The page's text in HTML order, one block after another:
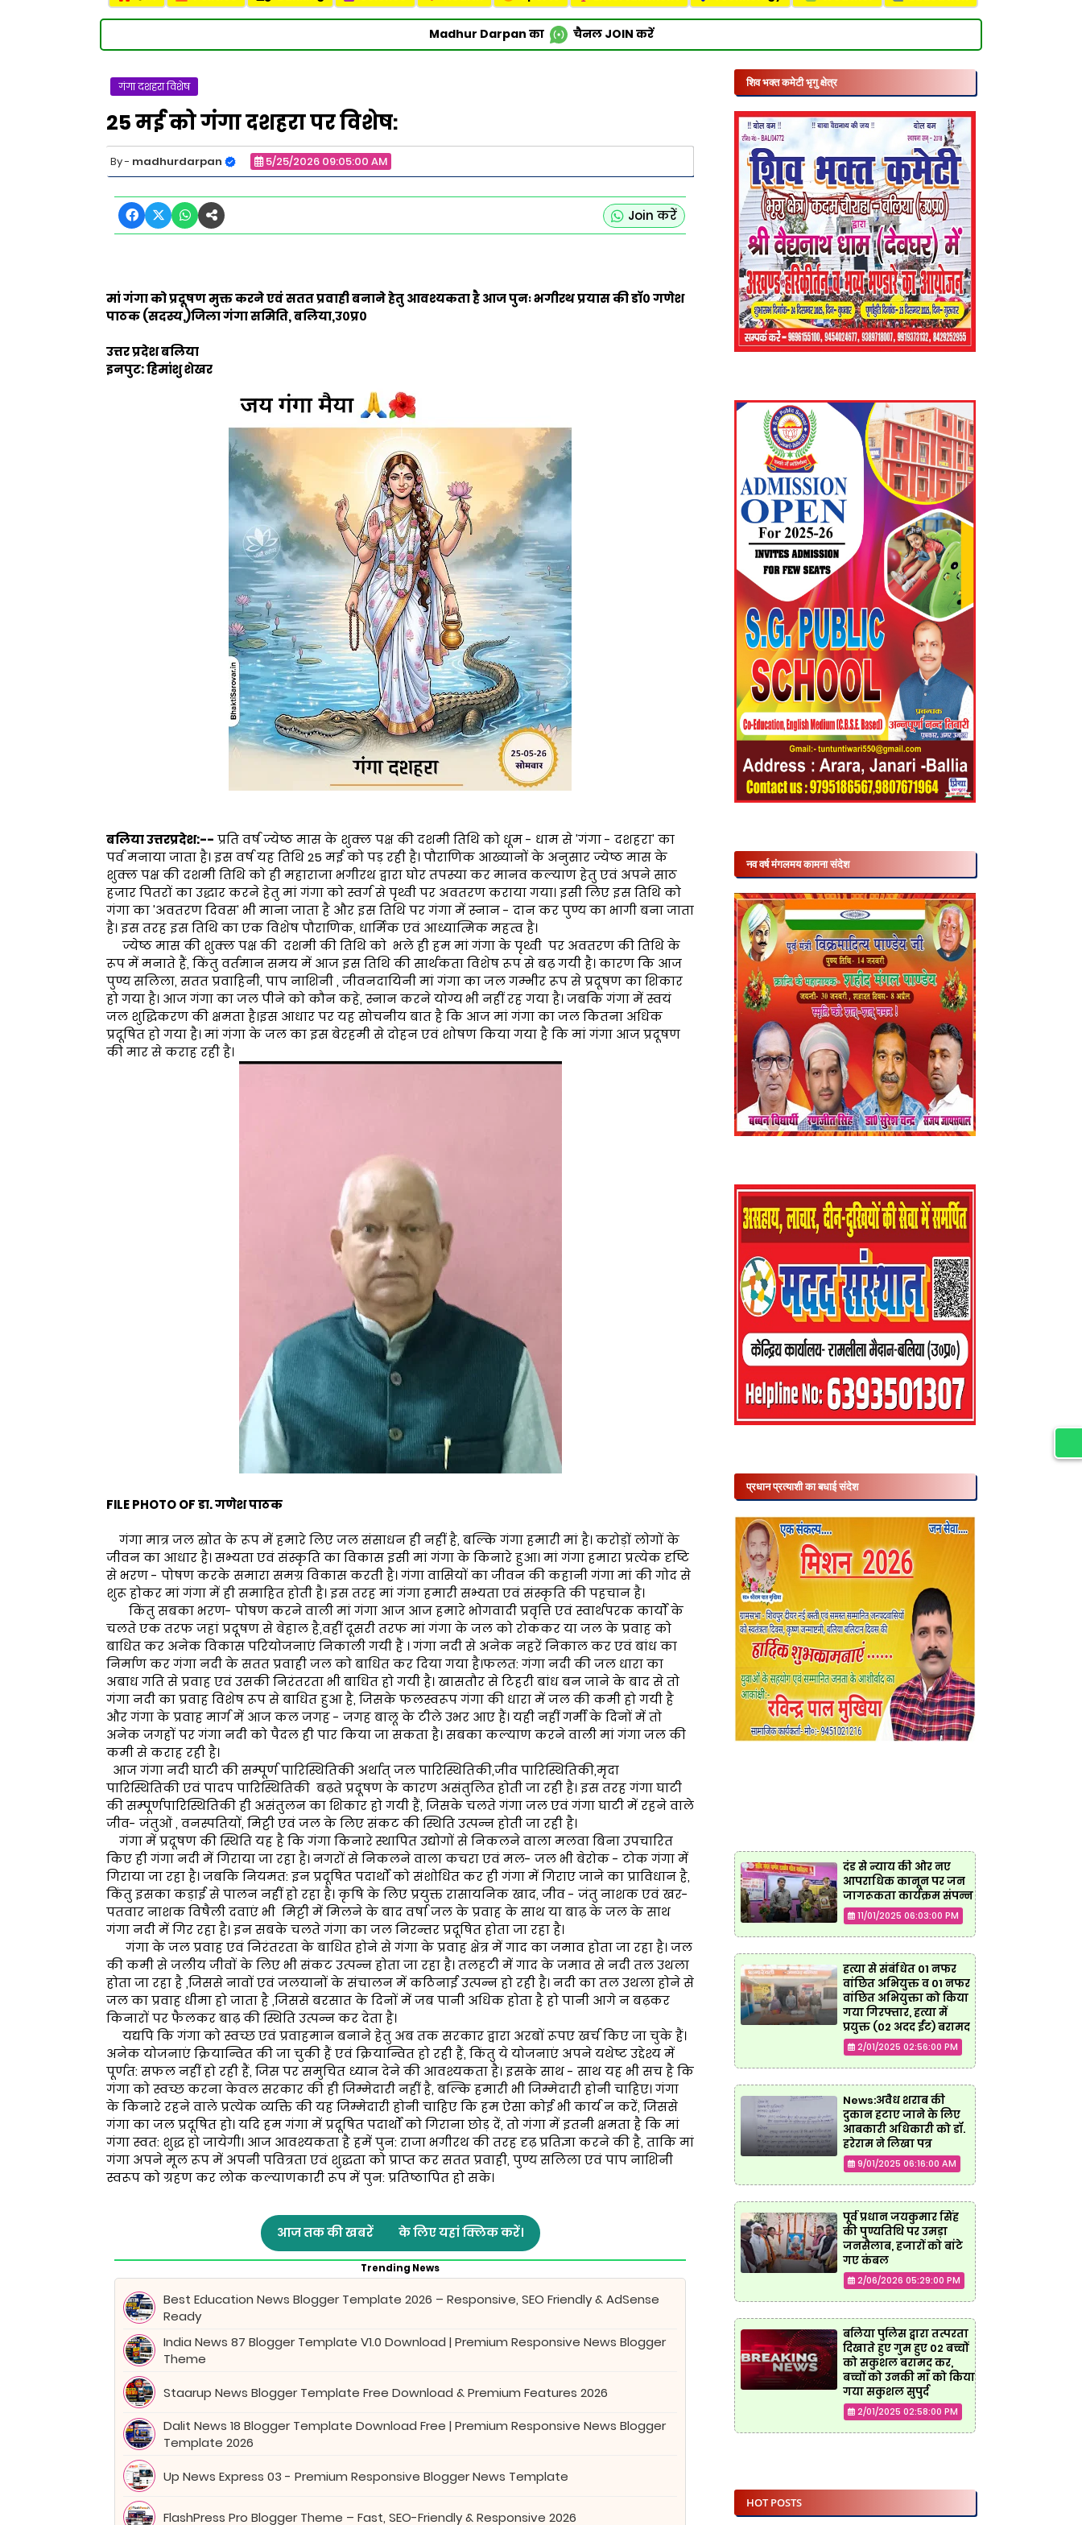
Madhur Darpan का चैनल JOIN करें
गंगा दशहरा विशेष
25 मई को गंगा दशहरा पर विशेष:
madhurdarpan 5/25/2026 09:05:00 AM
Join करें
मां गंगा को प्रदूषण मुक्त करने एवं सतत प्रवाही बनाने हेतु आवश्यकता है आज पुनः भगीरथ प्रयास कीडाॅ० गणेश
पाठक (सदस्य,)जिला गंगा समिति, बलिया,उ०प्र०
उत्तर प्रदेश बलिया
इनपुट: हिमांशु शेखर
बलिया उत्तरप्रदेश:-- प्रति वर्ष ज्येष्ठ मास के शुक्ल पक्ष की दशमी तिथि को धूम - धाम से 'गंगा - दशहरा' का
पर्व मनाया जाता है। इस वर्ष यह तिथि 25 मई को पड़ रही है। पौराणिक आख्यानों के अनुसार ज्येष्ठ मास के
शुक्ल पक्ष की दशमी तिथि को ही महाराजा भगीरथ द्वारा घोर तपस्या कर मानव कल्याण हेतु एवं अपने साठ
हजार पितरों का उद्धार करने हेतु मां गंगा को स्वर्ग से पृथ्वी पर अवतरण कराया गया। इसी लिए इस तिथि को
गंगा का 'अवतरण दिवस' भी माना जाता है और इस तिथि पर गंगा में स्नान - दान कर पुण्य का भागी बना जाता
है। इस तरह इस तिथि का एक विशेष पौराणिक, धार्मिक एवं आध्यात्मिक महत्व है।
ज्येष्ठ मास की शुक्ल पक्ष की दशमी की तिथि को भले ही हम मां गंगा के पृथ्वी पर अवतरण की तिथि के
रूप में मनाते हैं, किंतु वर्तमान समय में आज इस तिथि की सार्थकता विशेष रूप से बढ़ गयी है। कारण कि आज
पुण्य सलिला, सतत प्रवाहिनी, पाप नाशिनी , जीवनदायिनी मां गंगा का जल गम्भीर रूप से प्रदूषण का शिकार
हो गया है। आज गंगा का जल पीने को कौन कहे, स्नान करने योग्य भी नहीं रह गया है। जबकि गंगा में स्वयं
जल शुद्धिकरण की क्षमता है।इस आधार पर यह सोचनीय बात है कि आज मां गंगा का जल कितना अधिक
प्रदूषित हो गया है। मां गंगा के जल का इस बेरहमी से दोहन एवं शोषण किया गया है कि मां गंगा आज प्रदूषण
की मार से कराह रही है।
FILE PHOTO OF डा. गणेश पाठक
गंगा मात्र जल स्रोत के रूप में हमारे लिए जल संसाधन ही नहीं है, बल्कि गंगा हमारी मां है। करोड़ों लोगों के
जीवन का आधार है। सभ्यता एवं संस्कृति का विकास इसी मां गंगा के किनारे हुआ। मां गंगा हमारा प्रत्येक दृष्टि
से भरण - पोषण करके समारा समग्र विकास करती है। गंगा वासियों का जीवन की कहानी गंगा मां की गोद से
शुरू होकर मां गंगा में ही समाहित होती है। इस तरह मां गंगा हमारी सभ्यता एवं संस्कृति की पहचान है।
किंतु सबका भरण- पोषण करने वाली मां गंगा आज आज हमारे भोगवादी प्रवृत्ति एवं स्वार्थपरक कार्यों के
चलते एक तरफ जहां प्रदूषण से बेहाल है,वहीं दूसरी तरफ मां गंगा के जल को रोककर या जल के प्रवाह को
बाधित कर अनेक विकास परियोजनाएं निकाली गयी हैं । गंगा नदी से अनेक नहरें निकाल कर एवं बांध का
निर्माण कर गंगा नदी के सतत प्रवाही जल को बाधित कर दिया गया है।फलत: गंगा नदी की जल धारा का
अबाध गति से प्रवाह एवं उसकी निरंतरता भी बाधित हो गयी है। खासतौर से टिहरी बांध बन जाने के बाद से तो
गंगा नदी का प्रवाह विशेष रूप से बाधित हुआ है, जिसके फलस्वरूप गंगा की धारा में जल की कमी हो गयी है
और गंगा के प्रवाह मार्ग में आज कल जगह - जगह बालू के टीले उभर आए हैं। यही नहीं गर्मी के दिनों में तो
अनेक जगहों पर गंगा नदी को पैदल ही पार किया जा सकता है। सबका कल्याण करने वाली मां गंगा जल की
कमी से कराह रही है।
आज गंगा नदी घाटी की सम्पूर्ण पारिस्थितिकी अर्थात् जल पारिस्थितिकी,जीव पारिस्थितिकी,मृदा
पारिस्थितिकी एवं पादप पारिस्थितिकी बढ़ते प्रदूषण के कारण असंतुलित होती जा रही है। इस तरह गंगा घाटी
की सम्पूर्णपारिस्थितिकी ही असंतुलन का शिकार हो गयी हैं, जिसके चलते गंगा जल एवं गंगा घाटी में रहने वाले
जीव- जंतुओं , वनस्पतियों, मिट्टी एवं जल के लिए संकट की स्थिति उत्पन्न होती जा रही है।
गंगा में प्रदूषण की स्थिति यह है कि गंगा किनारे स्थापित उद्योगों से निकलने वाला मलवा बिना उपचारित
किए ही गंगा नदी में गिराया जा रहा है। नगरों से निकलने वाला कचरा एवं मल- जल भी बेरोक - टोक गंगा में
गिराया जा रहा है। जबकि नियमत: इन प्रदूषित पदार्थों को संशोधित कर ही गंगा में गिराए जाने का प्राविधान है,
किंतु इसका कड़ाई से पालन नहीं हो रहा है। कृषि के लिए प्रयुक्त रासायनिक खाद, जीव - जंतु नाशक एवं खर-
पतवार नाशक विषैली दवाएं भी मिट्टी में मिलने के बाद वर्षा जल के प्रवाह के साथ या बाढ़ के जल के साथ
गंगा नदी में गिर रहा है। इन सबके चलते गंगा का जल निरन्तर प्रदूषित होता जा रहा है।
गंगा के जल प्रवाह एवं निरंतरता के बाधित होने से गंगा के प्रवाह क्षेत्र में गाद का जमाव होता जा रहा है। जल
की कमी से जलीय जीवों के लिए भी संकट उत्पन्न होता जा रहा है। तलहटी में गाद के जमाव से नदी तल उथला
होता जा रहा है ,जिससे नावों एवं जलयानों के संचालन में कठिनाई उत्पन्न हो रही है। नदी का तल उथला होने से
जल का प्रवाह धीमा हो जाता है ,जिससे बरसात के दिनों में जब पानी अधिक होता है हो पानी आगे न बढ़कर
किनारों पर फैलकर बाढ़ की स्थिति उत्पन्न कर देता है।
यद्यपि कि गंगा को स्वच्छ एवं प्रवाहमान बनाने हेतु अब तक सरकार द्वारा अरबों रूपए खर्च किए जा चुके हैं।
अनेक योजनाएं क्रियान्वित की जा चुकी हैं एवं क्रियान्वित हो रही हैं, किंतु ये योजनाएं अपने यथेष्ट उद्देश्य में
पूर्णत: सफल नहीं हो रही हैं, जिस पर समुचित ध्यान देने की आवश्यकता है। इसके साथ - साथ यह भी सच है कि
गंगा को स्वच्छ करना केवल सरकार की ही जिम्मेदारी नहीं है, बल्कि हमारी भी जिम्मेदारी होनी चाहिए। गंगा
के किनारे रहने वाले प्रत्येक व्यक्ति की यह जिम्मेदारी होनी चाहिए कि हम ऐसा कोई भी कार्य न करें, जिससे
गंगा का जल प्रदूषित हो। यदि हम गंगा में प्रदूषित पदार्थों को गिराना छोड़ दें, तो गंगा में इतनी क्षमता है कि मां
गंगा स्वत: शुद्ध हो जायेगी। आज आवश्यकता है हमें पुन: राजा भगीरथ की तरह दृढ़ प्रतिज्ञा करने की है, ताकि मां
गंगा अपने मूल रूप में अपनी पवित्रता एवं शुद्धता को प्राप्त कर सतत प्रवाही, पुण्य सलिला एवं पाप नाशिनी
स्वरूप को ग्रहण कर लोक कल्याणकारी रूप में पुन: प्रतिष्ठापित हो सके।
आज तक की खबरें के लिए यहां क्लिक करें।
Trending News
Best Education News Blogger Template 2026 – Responsive, SEO Friendly & AdSense
Ready
India News 87 Blogger Template V1.0 Download | Premium Responsive News Blogger
Theme
Staarup News Blogger Template Free Download & Premium Features 2026
Dalit News 18 Blogger Template Download Free | Premium Responsive News Blogger
Template 2026
Up News Express 03 - Premium Responsive Blogger News Template
FlashPress Pro Blogger Theme – Fast, SEO-Friendly & Responsive 2026
शिव भक्त कमेटी भृगु क्षेत्र
नव वर्ष मंगलमय कामना संदेश
प्रधान प्रत्याशी का बधाई संदेश
दंड से न्याय की ओर नए
आपराधिक कानून पर जन
जागरूकता कार्यक्रम संपन्न
11/01/2025 06:03:00 PM
हत्या से संबंधित 01 नफर
वांछित अभियुक्त व 01 नफर
वांछित अभियुक्ता को किया
गया गिरफ्तार, हत्या में
प्रयुक्त (02 अदद ईंट) बरामद
2/01/2025 02:56:00 PM
News:अवैध शराब की
दुकान हटाए जाने के लिए
आबकारी अधिकारी को डॉ.
हरेराम ने लिखा पत्र
9/01/2025 06:16:00 AM
पूर्व प्रधान जयकुमार सिंह
की पुण्यतिथि पर उमड़ा
जनसैलाब, हजारों को बांटे
गए कंबल
2/06/2026 05:29:00 PM
बलिया पुलिस द्वारा तत्परता
दिखाते हुए गुम हुए 02 बच्चों
को सकुशल बरामद कर,
बच्चों को उनकी माँ को किया
गया सकुशल सुपुर्द
2/01/2025 02:58:00 PM
HOT POSTS